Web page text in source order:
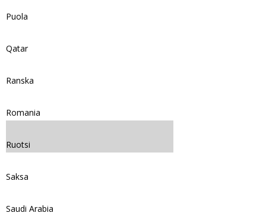
Puola
Qatar
Ranska
Romania
Ruotsi
Saksa
Saudi Arabia